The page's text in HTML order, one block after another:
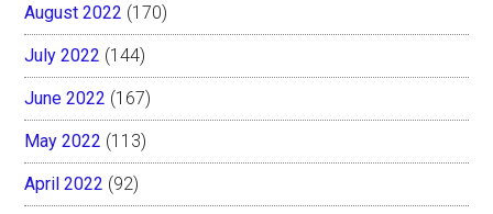
August 2022 (170)
July 2022 (144)
June 2022 (167)
May 2022 (113)
April 2022 (92)